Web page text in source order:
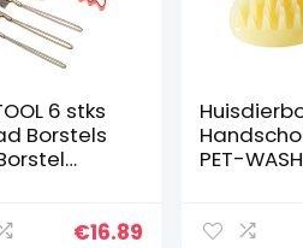
6 stks
Borstels
€16.89
PET-
Borstel